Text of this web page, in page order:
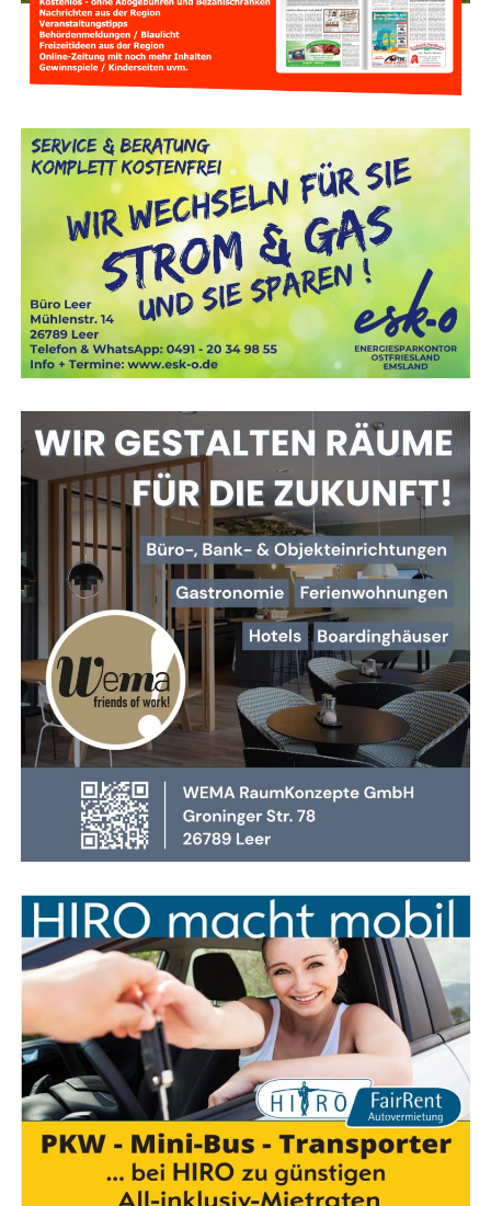
Neue Her­aus­for­de­run­gen für
Atemschutzgeräteträger
Vie­les hat sich für Feu­er­wehr­leu­te im Atem­schutz­ein­satz
ver­än­dert. Moder­ne Ein­satz­klei­dung schützt deut­lich bes­
ser als frü­her, ver­mit­telt aber manch­mal eine trü­ge­ri­sche
Sicher­heit. Denn die Beklei­dung hält zwar gro­ße Hit­ze
zunächst ab – dringt die­se aber durch, kann es für den
Trä­ger lebens­ge­fähr­lich wer­den. Des­halb ist es wich­tig,
dass Feu­er­wehr­leu­te die Gren­zen ihrer Schutz­aus­rüs­tung
in einem siche­ren Umfeld kennenlernen.
Hin­zu kommt: Durch moder­ne Bau­wei­sen und Mate­ria­li­en
hat sich das Brand­ver­hal­ten ver­än­dert. Brän­de ent­wi­ckeln
sich heu­te oft schwe­lend, pro­du­zie­ren gif­ti­ge Gase und
kön­nen beim Öff­nen von Türen explo­si­ons­ar­tig durch­zün­
den. Sol­che Sze­na­ri­en stel­len höchs­te Anfor­de­run­gen an
Tak­tik, Team­ar­beit und das rich­ti­ge Vorgehen.
mehr lesen — Hier klicken
Anzeige